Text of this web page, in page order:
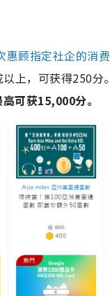
惠顾指定社企的消费
上，可获得250分。
可获15,000分。